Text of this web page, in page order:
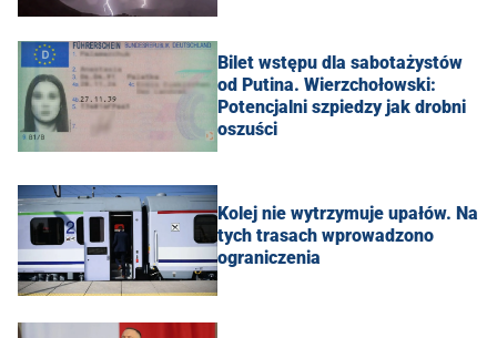
Bilet wstępu dla sabotażystów
od Putina. Wierzchołowski:
Potencjalni szpiedzy jak drobni
oszuści
Kolej nie wytrzymuje upałów. Na
tych trasach wprowadzono
ograniczenia